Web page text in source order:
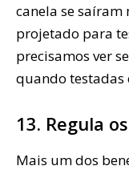
canela se
projetado para
precisamos ver
quando testadas
13. Regula
Mais um dos